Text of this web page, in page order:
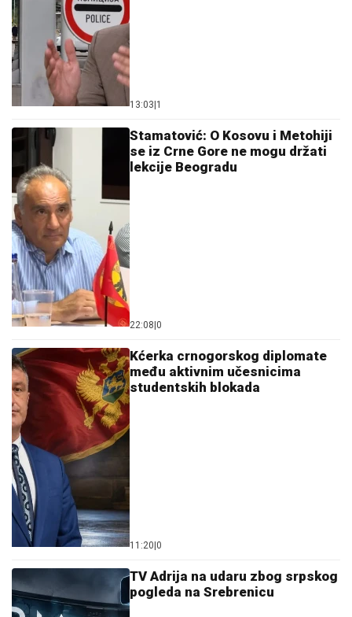
13:03 1
Stamatović: O Kosovu i Metohiji
se iz Crne Gore ne mogu držati
lekcije Beogradu
22:08 0
Kćerka crnogorskog diplomate
među aktivnim učesnicima
studentskih blokada
11:20 0
TV Adrija na udaru zbog srpskog
pogleda na Srebrenicu